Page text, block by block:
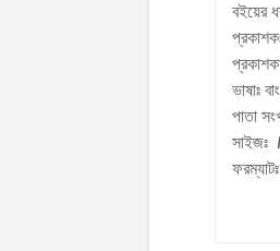
বইয়ের
ভাষাঃ
পাতা
সাইজঃ